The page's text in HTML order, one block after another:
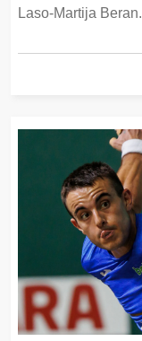
Laso-Martija Beran.